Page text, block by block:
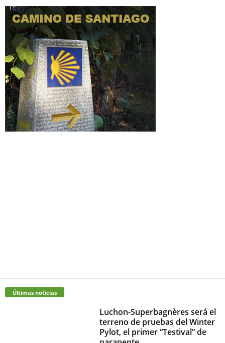
Últimas noticias
Luchon-Superbagnères será el
terreno de pruebas del Winter
Pylot, el primer “Testival” de